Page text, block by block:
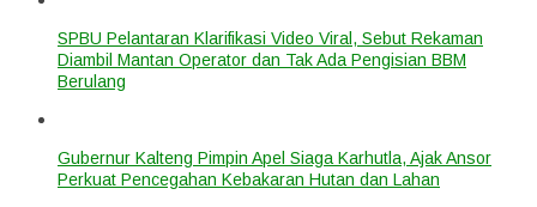
SPBU Pelantaran Klarifikasi Video Viral, Sebut Rekaman
Diambil Mantan Operator dan Tak Ada Pengisian BBM
Berulang
Gubernur Kalteng Pimpin Apel Siaga Karhutla, Ajak Ansor
Perkuat Pencegahan Kebakaran Hutan dan Lahan